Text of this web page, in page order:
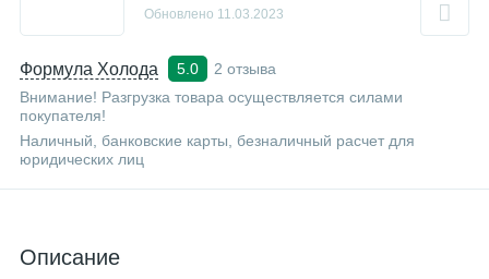
Формула Холода 5.0
2 отзыва
Внимание! Разгрузка товара осуществляется силами
покупателя!
Наличный, банковские карты, безналичный расчет для
юридических лиц
Обновлено 11.03.2023
Описание